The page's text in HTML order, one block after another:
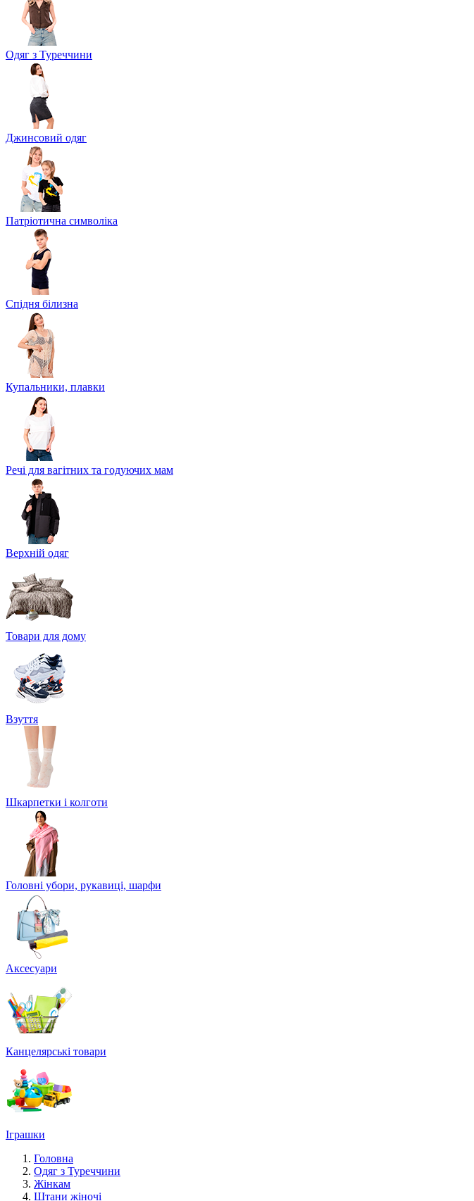
Одяг з Туреччини
Джинсовий одяг
Патріотична символіка
Спідня білизна
Купальники, плавки
Речі для вагітних та годуючих мам
Верхній одяг
Товари для дому
Взуття
Шкарпетки і колготи
Головні убори, рукавиці, шарфи
Аксесуари
Канцелярські товари
Іграшки
Головна
Одяг з Туреччини
Жінкам
Штани жіночі